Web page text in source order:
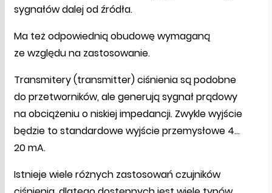
sygnałów dalej od źródła.
Ma też odpowiednią obudowę wymaganą
ze względu na zastosowanie.
Transmitery (transmitter) ciśnienia są podobne
do przetworników, ale generują sygnał prądowy
na obciążeniu o niskiej impedancji. Zwykle wyjście
będzie to standardowe wyjście przemysłowe 4…
20 mA.
Istnieje wiele różnych zastosowań czujników